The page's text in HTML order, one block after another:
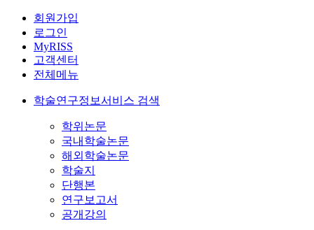
회원가입
로그인
MyRISS
고객센터
전체메뉴
학술연구정보서비스 검색
학위논문
국내학술논문
해외학술논문
학술지
단행본
연구보고서
공개강의